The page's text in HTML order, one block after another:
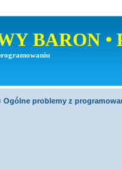
BARON •
Ogólne problemy z